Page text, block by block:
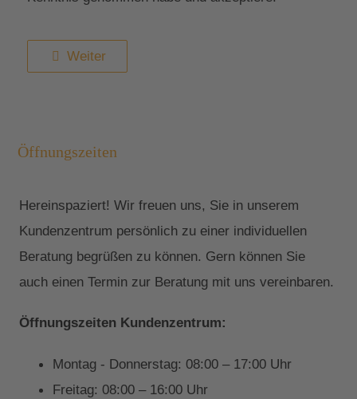
Weiter
Öffnungszeiten
Hereinspaziert! Wir freuen uns, Sie in unserem
Kundenzentrum persönlich zu einer individuellen
Beratung begrüßen zu können. Gern können Sie
auch einen Termin zur Beratung mit uns vereinbaren.
Öffnungszeiten Kundenzentrum:
Montag - Donnerstag: 08:00 – 17:00 Uhr
Freitag: 08:00 – 16:00 Uhr